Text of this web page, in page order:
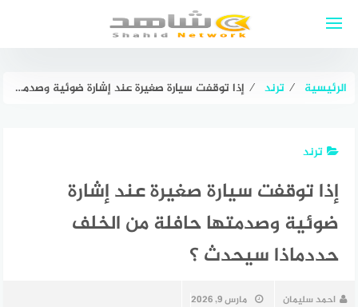
الرئيسية ⁄ ترند ⁄ إذا توقفت سيارة صغيرة عند إشارة ضوئية وصدمتها حافلة من الخلف حددماذا سيحدث ؟
ترند
إذا توقفت سيارة صغيرة عند إشارة
ضوئية وصدمتها حافلة من الخلف
حددماذا سيحدث ؟
احمد سليمان مارس 9, 2026